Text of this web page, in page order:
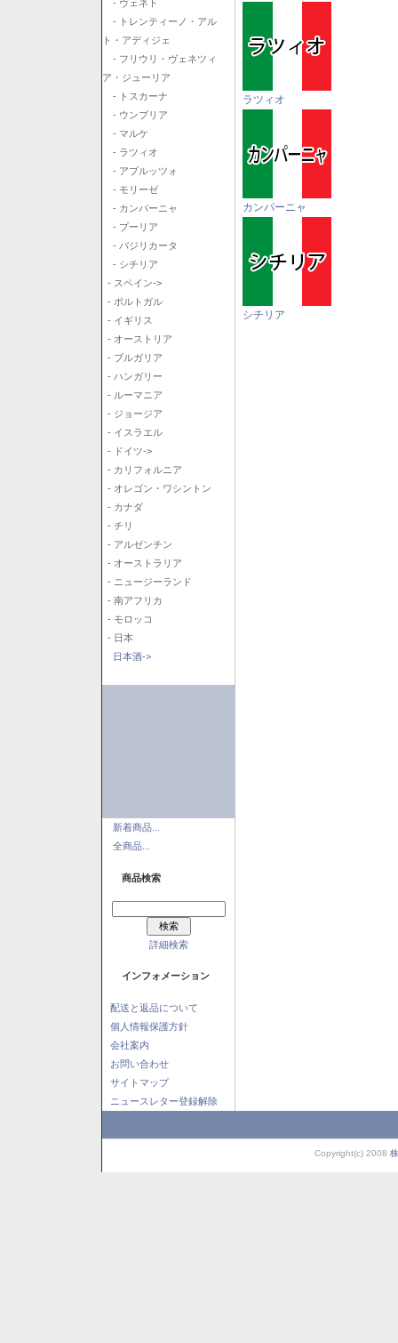
- ヴェネト
- トレンティーノ・アル
ト・アディジェ
- フリウリ・ヴェネツィ
ア・ジューリア
- トスカーナ
- ウンブリア
- マルケ
- ラツィオ
- アブルッツォ
- モリーゼ
- カンパーニャ
- プーリア
- バジリカータ
- シチリア
- スペイン->
- ポルトガル
- イギリス
- オーストリア
- ブルガリア
- ハンガリー
- ルーマニア
- ジョージア
- イスラエル
- ドイツ->
- カリフォルニア
- オレゴン・ワシントン
- カナダ
- チリ
- アルゼンチン
- オーストラリア
- ニュージーランド
- 南アフリカ
- モロッコ
- 日本
日本酒->
新着商品...
全商品...
商品検索
詳細検索
インフォメーション
配送と返品について
個人情報保護方針
会社案内
お問い合わせ
サイトマップ
ニュースレター登録解除
ラツィオ
カンパーニャ
シチリア
Copyright(c) 2008